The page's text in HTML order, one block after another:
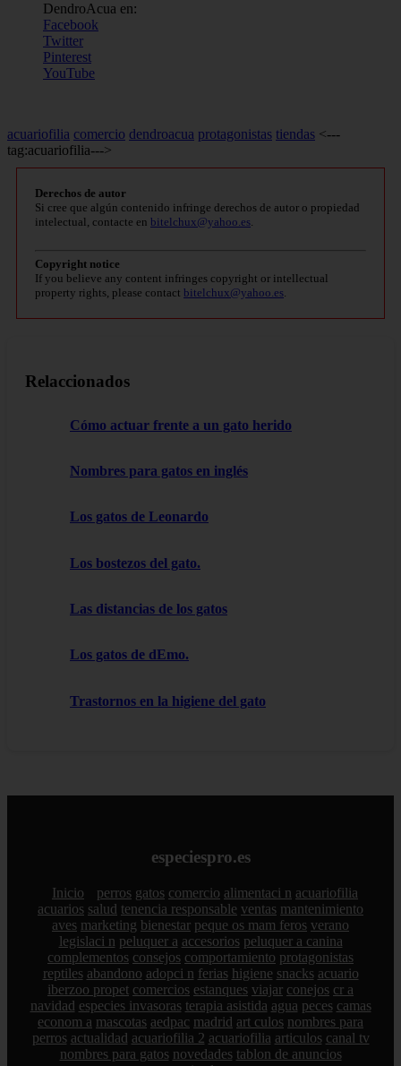
DendroAcua en:
Facebook
Twitter
Pinterest
YouTube
acuariofilia comercio dendroacua protagonistas tiendas <---
tag:acuariofilia--->
Derechos de autor
Si cree que algún contenido infringe derechos de autor o propiedad
intelectual, contacte en bitelchux@yahoo.es.
Copyright notice
If you believe any content infringes copyright or intellectual
property rights, please contact bitelchux@yahoo.es.
Relaccionados
Cómo actuar frente a un gato herido
Nombres para gatos en inglés
Los gatos de Leonardo
Los bostezos del gato.
Las distancias de los gatos
Los gatos de dEmo.
Trastornos en la higiene del gato
especiespro.es
Inicio perros gatos comercio alimentaci n acuariofilia
acuarios salud tenencia responsable ventas mantenimiento
aves marketing bienestar peque os mam feros verano
legislaci n peluquer a accesorios peluquer a canina
complementos consejos comportamiento protagonistas
reptiles abandono adopci n ferias higiene snacks acuario
iberzoo propet comercios estanques viajar conejos cr a
navidad especies invasoras terapia asistida agua peces camas
econom a mascotas aedpac madrid art culos nombres para
perros actualidad acuariofilia 2 acuariofilia articulos canal tv
nombres para gatos novedades tablon de anuncios